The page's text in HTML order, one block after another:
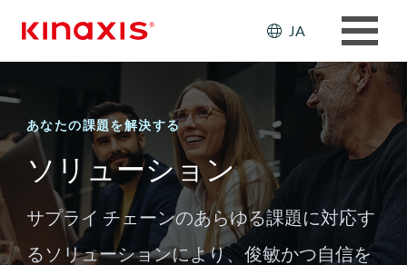
Header:
JA
あなたの課題を解決する
ソリューション
サプライ チェーンのあらゆる課題に対応す
るソリューションにより、俊敏かつ自信を